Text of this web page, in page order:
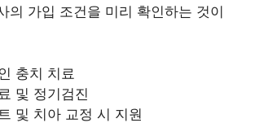
의 가입 조건을 미리 확인하는 것이
충치 치료
및 정기검진
및 치아 교정 시 지원